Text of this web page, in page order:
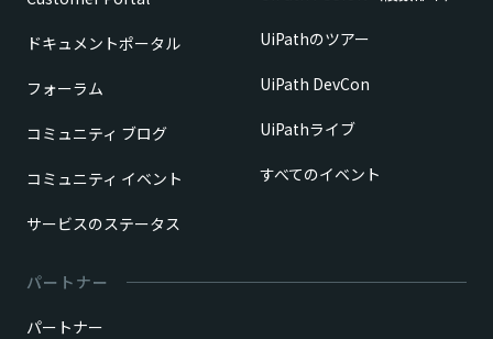
ドキュメントポータル
フォーラム
コミュニティ ブログ
コミュニティ イベント
サービスのステータス
UiPathのツアー
UiPath DevCon
UiPathライブ
すべてのイベント
パートナー
パートナー